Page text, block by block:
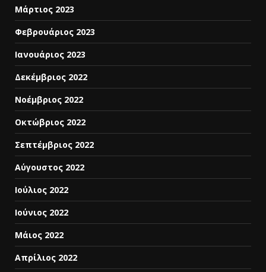
Μάρτιος 2023
Φεβρουάριος 2023
Ιανουάριος 2023
Δεκέμβριος 2022
Νοέμβριος 2022
Οκτώβριος 2022
Σεπτέμβριος 2022
Αύγουστος 2022
Ιούλιος 2022
Ιούνιος 2022
Μάιος 2022
Απρίλιος 2022